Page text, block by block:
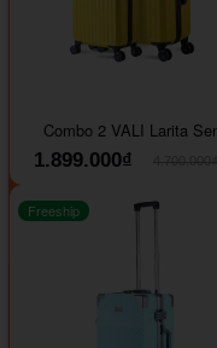
Combo 2 VALI Larita
1.899.000₫
Freeship